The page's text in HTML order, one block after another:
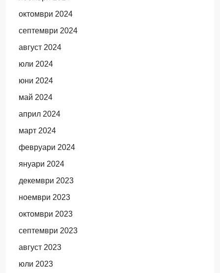
октомври 2024
септември 2024
август 2024
юли 2024
юни 2024
май 2024
април 2024
март 2024
февруари 2024
януари 2024
декември 2023
ноември 2023
октомври 2023
септември 2023
август 2023
юли 2023